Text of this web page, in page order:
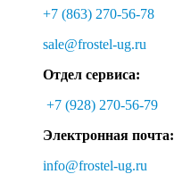
+7 (863) 270-56-78
sale@frostel-ug.ru
Отдел сервиса:
+7 (928) 270-56-79
Электронная почта:
info@frostel-ug.ru